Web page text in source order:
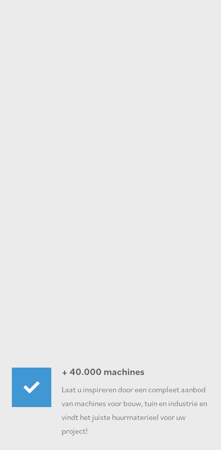
+ 40.000 machines
Laat u inspireren door een compleet aanbod
van machines voor bouw, tuin en industrie en
vindt het juiste huurmaterieel voor uw
project!